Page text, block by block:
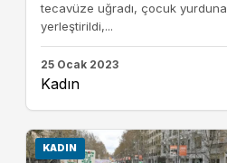
tecavüze uğradı, çocuk yurduna
yerleştirildi,...
25 Ocak 2023
Kadın
KADIN